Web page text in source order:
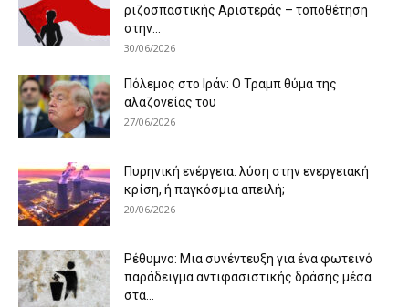
ριζοσπαστικής Αριστεράς – τοποθέτηση
στην...
30/06/2026
Πόλεμος στο Ιράν: Ο Τραμπ θύμα της
αλαζονείας του
27/06/2026
Πυρηνική ενέργεια: λύση στην ενεργειακή
κρίση, ή παγκόσμια απειλή;
20/06/2026
Ρέθυμνο: Μια συνέντευξη για ένα φωτεινό
παράδειγμα αντιφασιστικής δράσης μέσα
στα...